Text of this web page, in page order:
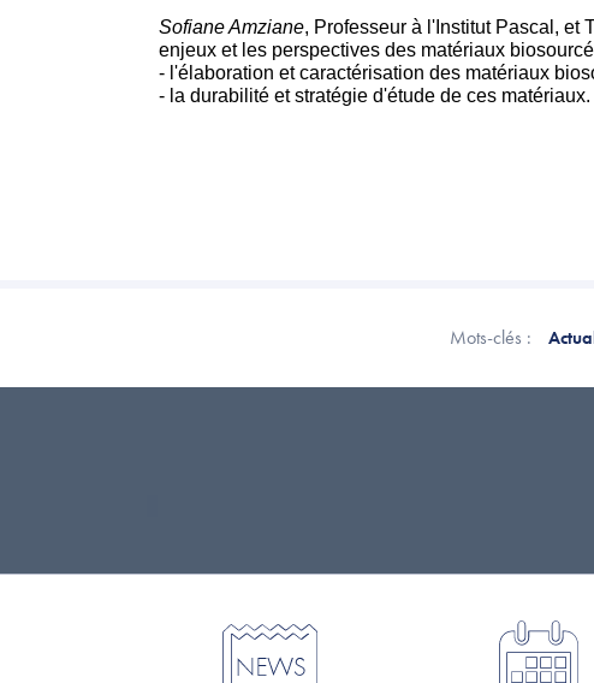
Sofiane Amziane, Professeur à l'Institut Pascal, et
enjeux et les perspectives des matériaux
- l'élaboration et caractérisation des matériaux
- la durabilité et stratégie d'étude de ces matériaux.
Mots-clés :